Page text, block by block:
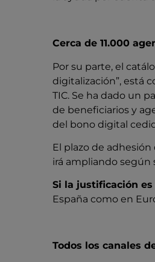
Cerca de 11.000
Por su parte, el
digitalización”, está
TIC. Se ha dado un
de beneficiarios y
del bono digital
El plazo de
irá ampliando según
Si la justificación
España como en
Todos los canales